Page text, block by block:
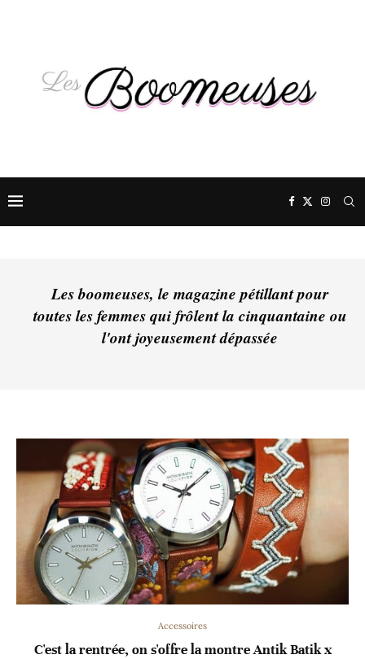
Les boomeuses, le magazine pétillant pour
toutes les femmes qui frôlent la cinquantaine ou
l'ont joyeusement dépassée
Accessoires
C'est la rentrée, on s'offre la montre Antik Batik x